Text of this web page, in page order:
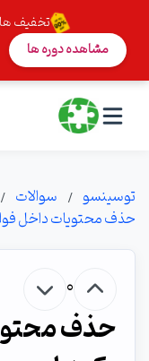
تخفیف
مشاهده دوره ها
توسینسو سوالات
حذف محتویات داخل
0
حذف